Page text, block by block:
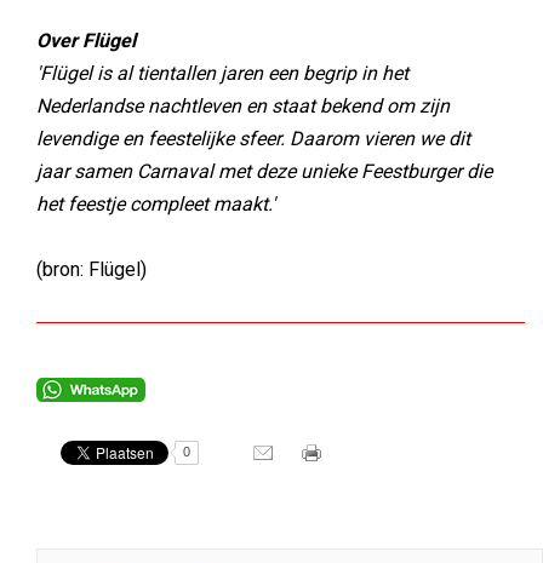
Over Flügel
'Flügel is al tientallen jaren een begrip in het
Nederlandse nachtleven en staat bekend om zijn
levendige en feestelijke sfeer. Daarom vieren we dit
jaar samen Carnaval met deze unieke Feestburger die
het feestje compleet maakt.'
(bron: Flügel)
0